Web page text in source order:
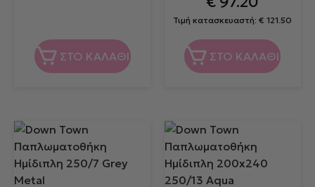
ΣΤΟ ΚΑΛΑΘΙ
Τιμή κατασκευαστή:€ 121.50
ΣΤΟ ΚΑΛΑΘΙ